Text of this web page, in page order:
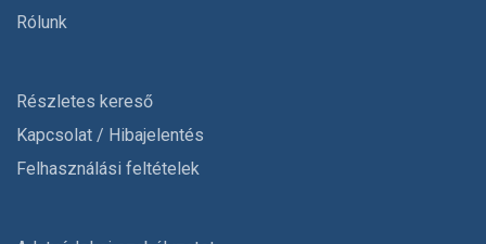
Rólunk
Részletes kereső
Kapcsolat / Hibajelentés
Felhasználási feltételek